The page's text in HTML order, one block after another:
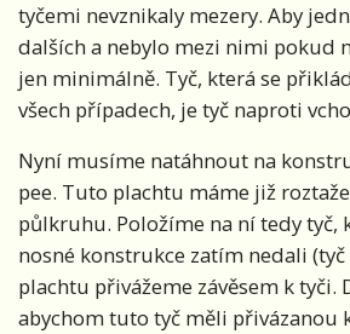
tyčemi nevznikaly mezery. Aby
dalších a nebylo mezi nimi pokud
jen minimálně. Tyč, která se
všech případech, je tyč naproti
Nyní musíme natáhnout na
pee. Tuto plachtu máme již
půlkruhu. Položíme na ní tedy tyč,
nosné konstrukce zatím nedali
plachtu přivážeme závěsem k tyči.
abychom tuto tyč měli přivázanou